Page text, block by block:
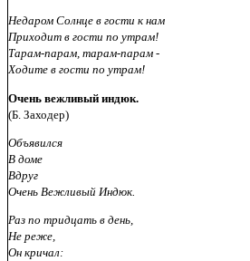
Недаром Солнце в гости к нам
Приходит в гости по утрам!
Тарам-парам, тарам-парам -
Ходите в гости по утрам!
Очень вежливый индюк.
(Б. Заходер)
Объявился
В доме
Вдруг
Очень Вежливый Индюк.
Раз по тридцать в день,
Не реже,
Он кричал: